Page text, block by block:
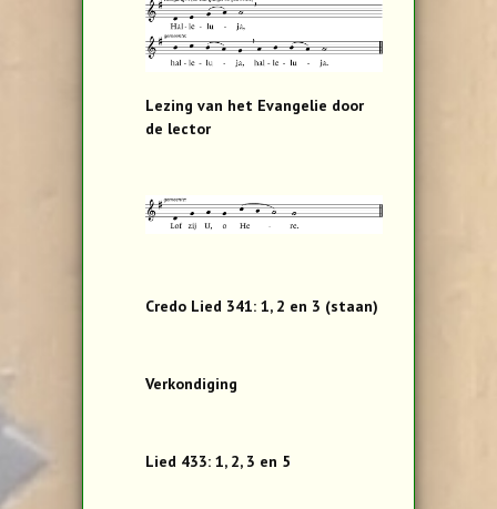
Lezing van het Evangelie door
de lector
Credo Lied 341: 1, 2 en 3 (staan)
Verkondiging
Lied 433: 1, 2, 3 en 5